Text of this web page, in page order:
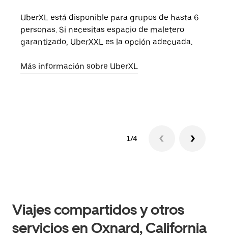
UberXL está disponible para grupos de hasta 6
personas. Si necesitas espacio de maletero
garantizado, UberXXL es la opción adecuada.
Más información sobre UberXL
1/4
Viajes compartidos y otros
servicios en Oxnard, California